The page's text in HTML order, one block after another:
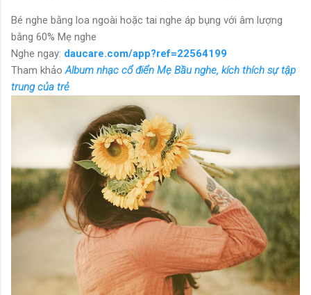
Bé nghe bằng loa ngoài hoặc tai nghe áp bụng với âm lượng
bằng 60% Mẹ nghe
Nghe ngay: daucare.com/app?ref=22564199
Tham khảo Album nhạc cổ điển Mẹ Bầu nghe, kích thích sự tập
trung của trẻ